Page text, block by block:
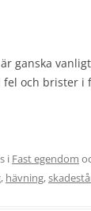
ganska
fel och brister i
i Fast egendom
, hävning,